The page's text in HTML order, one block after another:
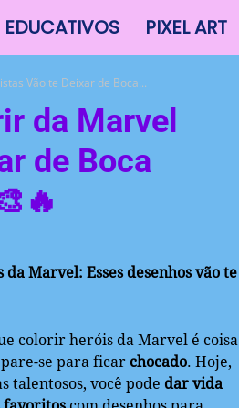
EDUCATIVOS PIXEL ART
Vão te Deixar de Boca...
da Marvel
de Boca
da Marvel: Esses desenhos vão te
colorir heróis da Marvel é coisa
se para ficar chocado. Hoje,
talentosos, você pode dar vida